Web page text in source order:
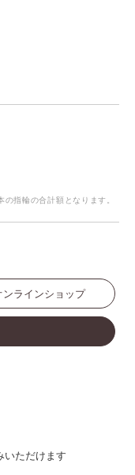
指輪の合計額となります。
ンラインショップ
いただけます